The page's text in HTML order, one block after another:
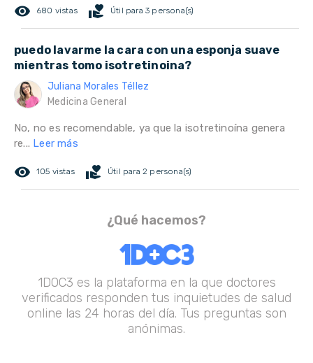
remove_red_eye 680 vistas volunteer_activism Útil para 3 persona(s)
puedo lavarme la cara con una esponja suave
mientras tomo isotretinoina?
Juliana Morales Téllez
Medicina General
No, no es recomendable, ya que la isotretinoína genera
re... Leer más
remove_red_eye 105 vistas volunteer_activism Útil para 2 persona(s)
¿Qué hacemos?
1DOC3 es la plataforma en la que doctores
verificados responden tus inquietudes de salud
online las 24 horas del día. Tus preguntas son
anónimas.